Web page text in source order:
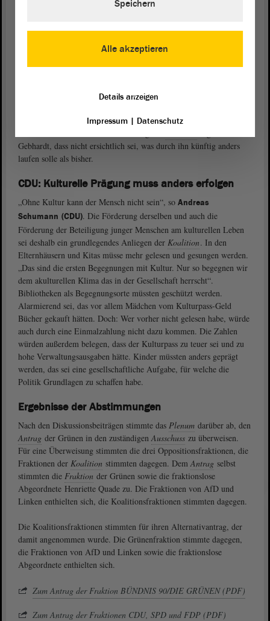
abschaffen. „Wir alle hätten uns auch bemühen können, ein solches
eine Art Wirtschaftsförderung gewesen und werde ensprechend in
der Kulturlandschaft fehlen. Kritik übte Gebhardt daran, dass der
der Grünen „finanziell überhaupt nicht untersetzt“ sei. Im
Land gebe es zum Stichtag 31. Dezember 2024 über 21.000
seien nicht im Kulturhaushalt zu finden. Abgeordnete Cornelia
im Vorfeld berücksichtigt worden sei, etwa durch die Nutzung von
Gebhardt, dass nicht ersichtlich sei, was durch ihn künftig anders
laufen solle als bisher.
CDU: Kulturelle Prägung muss anders erfolgen
„Ohne Kultur kann der Mensch nicht sein“, so Andreas
Schumann (CDU). Die Förderung derselben und auch die
Förderung der Beteiligung junger Menschen am kulturellen Leben
sei deshalb ein grundlegendes Anliegen der Koalition. In den
Elternhäusern und Kitas müsse mehr gelesen und gesungen werden.
„Das sind die ersten Begegnungen mit Kultur. Nur so begegnen wir
dem akulturellen Klima das in der Gesellschaft herrscht“.
Bibliotheken als Begegnungsorte müssten geschützt werden.
Alarmierend sei, das vor allem Mädchen vom Kulturpass-Geld
Bücher gekauft hätten. Doch: Wer vorher nicht gelesen habe, würde
auch durch eine Einmalzahlung nicht dazu kommen. Die Zahlen
würden außerdem belegen, dass der Kulturpass zu teuer sei und zu
hohe Verwaltungsausgaben hätte. Kinder müssten anders geprägt
werden, das sei eine gesellschaftliche Aufgabe, für welche die
Politik Grundlagen zu schaffen habe.
Ergebnisse der Abstimmungen
Nach den Diskussionsbeiträgen stimmte das Plenum darüber ab, den
Antrag der Grünen in den zuständigenAusschuss zu überweisen.
Für eine Überweisung stimmten die drei Oppositionsfraktionen, die
Fraktionen der Koalition stimmten dagegen. DemAntrag selbst
stimmten die Fraktion der Grünen sowie die fraktionslose
Abgeordnete Henriette Quade zu. Die Fraktionen von AfD und
Linken enthielten sich, die Koalitionsfraktionen stimmten dagegen.
Die Koalitionsfraktionen stimmten für ihren Alternativantrag, der
damit angenommen wurde. Die Grünenfraktion stimmte dagegen,
die Fraktionen von AfD und Linken sowie die fraktionslose
Abgeordnete enthielten sich.
Zum Antrag der Fraktion BÜNDNIS 90/DIE GRÜNEN (PDF)
Zum Antrag der Fraktionen CDU, SPD und FDP (PDF)
Alle akzeptieren
Speichern
Details anzeigen
Impressum| Datenschutz